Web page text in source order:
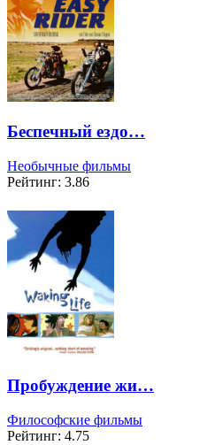
Беспечный ездо…
Необычные фильмы
Рейтинг: 3.86
Пробуждение жи…
Философские фильмы
Рейтинг: 4.75